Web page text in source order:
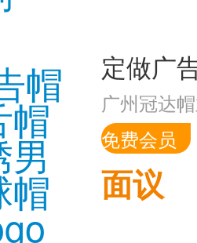
广州冠达
免费会员
面议